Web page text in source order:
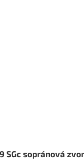
SGc sopránová